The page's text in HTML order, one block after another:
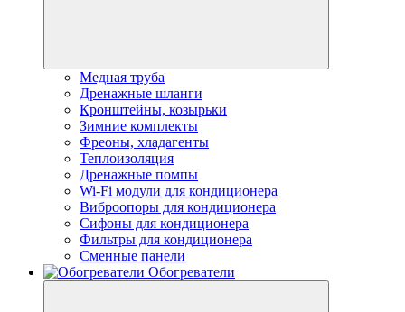
Медная труба
Дренажные шланги
Кронштейны, козырьки
Зимние комплекты
Фреоны, хладагенты
Теплоизоляция
Дренажные помпы
Wi-Fi модули для кондиционера
Виброопоры для кондиционера
Сифоны для кондиционера
Фильтры для кондиционера
Сменные панели
Обогреватели